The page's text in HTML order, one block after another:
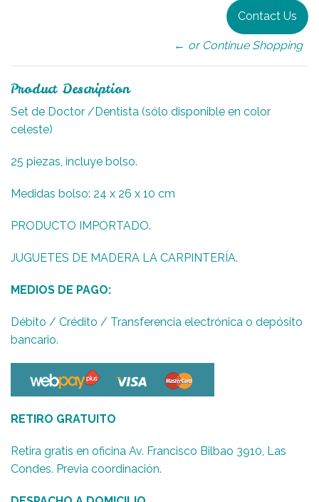
Contact Us
← or Continue Shopping
Product Description
Set de Doctor /Dentista (sólo disponible en color
celeste)
25 piezas, incluye bolso.
Medidas bolso: 24 x 26 x 10 cm
PRODUCTO IMPORTADO.
JUGUETES DE MADERA LA CARPINTERÍA.
MEDIOS DE PAGO:
Débito / Crédito / Transferencia electrónica o depósito
bancario.
RETIRO GRATUITO
Retira gratis en oficina Av. Francisco Bilbao 3910, Las
Condes. Previa coordinación.